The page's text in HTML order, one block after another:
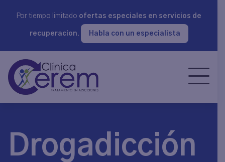
Por tiempo limitado ofertas especiales en servicios de
recuperacion. Habla con un especialista
Drogadicción